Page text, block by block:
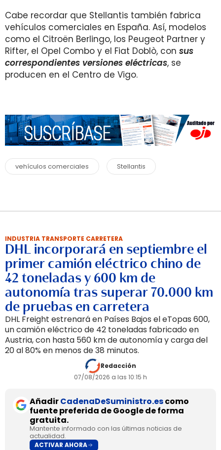
Cabe recordar que Stellantis también fabrica
vehículos comerciales en España. Así, modelos
como el Citroën Berlingo, los Peugeot Partner y
Rifter, el Opel Combo y el Fiat Doblò, con sus
correspondientes versiones eléctricas, se
producen en el Centro de Vigo.
vehículos comerciales Stellantis
INDUSTRIA TRANSPORTE CARRETERA
DHL incorporará en septiembre el
primer camión eléctrico chino de
42 toneladas y 600 km de
autonomía tras superar 70.000 km
de pruebas en carretera
DHL Freight estrenará en Países Bajos el eTopas 600,
un camión eléctrico de 42 toneladas fabricado en
Austria, con hasta 560 km de autonomía y carga del
20 al 80% en menos de 38 minutos.
Redacción
07/08/2026 a las 10:15 h
AñadirCadenaDeSuministro.escomo
fuente preferida de Google de forma
gratuita.
Mantente informado con las últimas noticias de
actualidad.
ACTIVAR AHORA